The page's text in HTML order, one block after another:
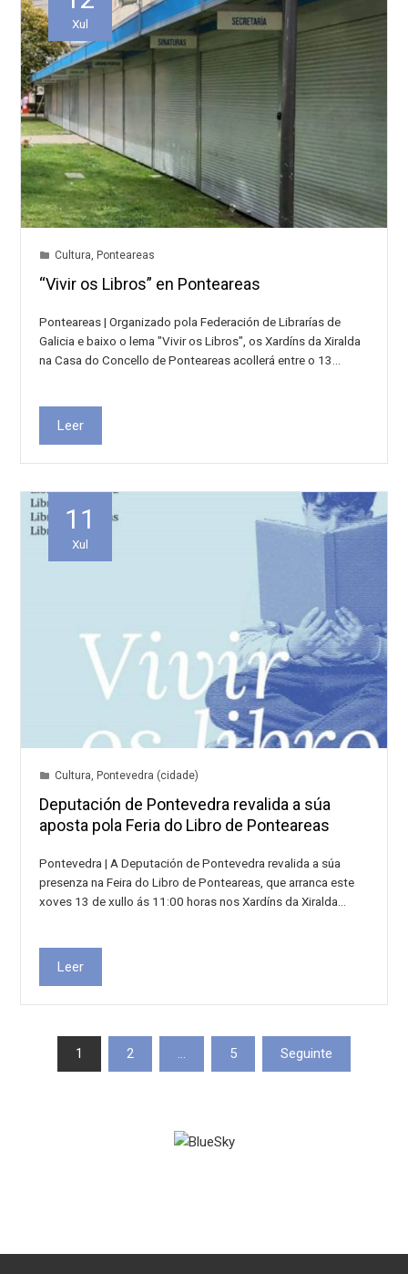
Xul
Cultura, Ponteareas
“Vivir os Libros” en Ponteareas
Ponteareas | Organizado pola Federación de Librarías de
Galicia e baixo o lema "Vivir os Libros", os Xardíns da Xiralda
na Casa do Concello de Ponteareas acollerá entre o 13…
Leer
11
Xul
Cultura, Pontevedra (cidade)
Deputación de Pontevedra revalida a súa
aposta pola Feria do Libro de Ponteareas
Pontevedra | A Deputación de Pontevedra revalida a súa
presenza na Feira do Libro de Ponteareas, que arranca este
xoves 13 de xullo ás 11:00 horas nos Xardíns da Xiralda…
Leer
Paxinación
1 2 … 5 Seguinte